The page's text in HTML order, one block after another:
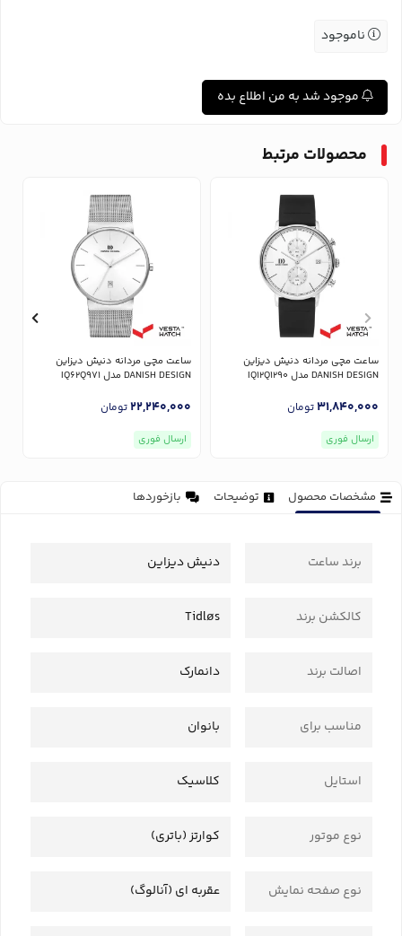
ناموجود
موجود شد به من اطلاع بده
محصولات مرتبط
ساعت مچی مردانه دنیش دیزاین
DANISH DESIGN مدل IQ12Q1290
31,840,000تومان
ارسال فوری
ساعت مچی مردانه دنیش دیزاین
DANISH DESIGN مدل IQ62Q971
22,240,000تومان
ارسال فوری
مشخصات محصول توضیحات بازخوردها
برند ساعت دنیش دیزاین
کالکشن برند Tidløs
اصالت برند دانمارک
مناسب برای بانوان
استایل کلاسیک
نوع موتور کوارتز (باتری)
نوع صفحه نمایش عقربه ای (آنالوگ)